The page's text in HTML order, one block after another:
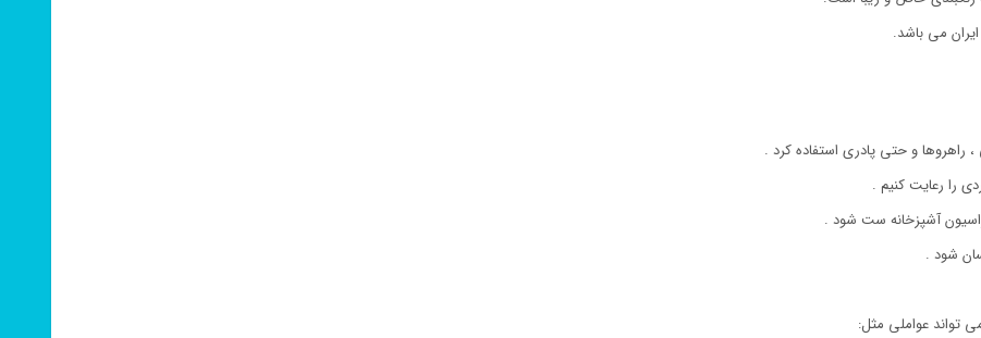
می باشد.
راهروها و حتی پادری استفاده کرد .
را رعایت کنیم .
آشپزخانه ست شود .
شود .
تواند عواملی مثل: